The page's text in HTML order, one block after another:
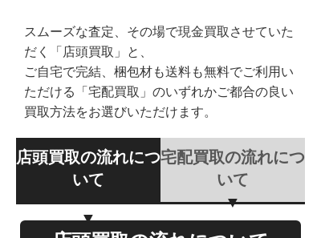
スムーズな査定、その場で現金買取させていた
だく「店頭買取」と、
ご自宅で完結、梱包材も送料も無料でご利用い
ただける「宅配買取」のいずれかご都合の良い
買取方法をお選びいただけます。
店頭買取の流れにつ
いて
宅配買取の流れにつ
いて